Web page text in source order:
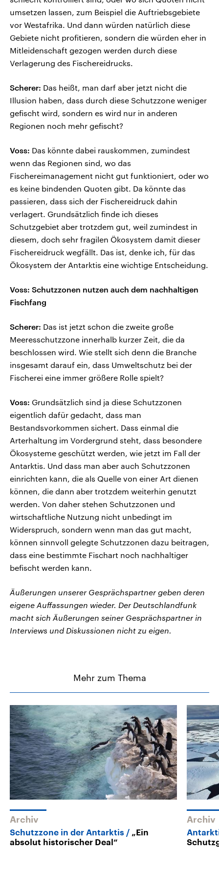
umsetzen lassen, zum Beispiel die Auftriebsgebiete
vor Westafrika. Und dann würden natürlich diese
Gebiete nicht profitieren, sondern die würden eher in
Mitleidenschaft gezogen werden durch diese
Verlagerung des Fischereidrucks.
Scherer: Das heißt, man darf aber jetzt nicht die
Illusion haben, dass durch diese Schutzzone weniger
gefischt wird, sondern es wird nur in anderen
Regionen noch mehr gefischt?
Voss: Das könnte dabei rauskommen, zumindest
wenn das Regionen sind, wo das
Fischereimanagement nicht gut funktioniert, oder wo
es keine bindenden Quoten gibt. Da könnte das
passieren, dass sich der Fischereidruck dahin
verlagert. Grundsätzlich finde ich dieses
Schutzgebiet aber trotzdem gut, weil zumindest in
diesem, doch sehr fragilen Ökosystem damit dieser
Fischereidruck wegfällt. Das ist, denke ich, für das
Ökosystem der Antarktis eine wichtige Entscheidung.
Voss: Schutzzonen nutzen auch dem nachhaltigen
Fischfang
Scherer: Das ist jetzt schon die zweite große
Meeresschutzzone innerhalb kurzer Zeit, die da
beschlossen wird. Wie stellt sich denn die Branche
insgesamt darauf ein, dass Umweltschutz bei der
Fischerei eine immer größere Rolle spielt?
Voss: Grundsätzlich sind ja diese Schutzzonen
eigentlich dafür gedacht, dass man
Bestandsvorkommen sichert. Dass einmal die
Arterhaltung im Vordergrund steht, dass besondere
Ökosysteme geschützt werden, wie jetzt im Fall der
Antarktis. Und dass man aber auch Schutzzonen
einrichten kann, die als Quelle von einer Art dienen
können, die dann aber trotzdem weiterhin genutzt
werden. Von daher stehen Schutzzonen und
wirtschaftliche Nutzung nicht unbedingt im
Widerspruch, sondern wenn man das gut macht,
können sinnvoll gelegte Schutzzonen dazu beitragen,
dass eine bestimmte Fischart noch nachhaltiger
befischt werden kann.
Äußerungen unserer Gesprächspartner geben deren
eigene Auffassungen wieder. Der Deutschlandfunk
macht sich Äußerungen seiner Gesprächspartner in
Interviews und Diskussionen nicht zu eigen.
Mehr zum Thema
Archiv
Schutzzone in der Antarktis
„Ein
absolut historischer Deal“
Archiv